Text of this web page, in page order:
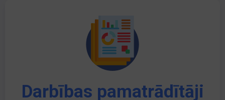
Darbības pamatrādītāji